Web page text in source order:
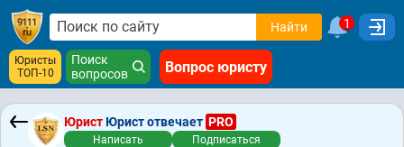
Найти 1
Юристы
ТОП-10
Поиск
вопросов
Вопрос юристу
Юрист Юрист отвечает PRO
Написать Подписаться